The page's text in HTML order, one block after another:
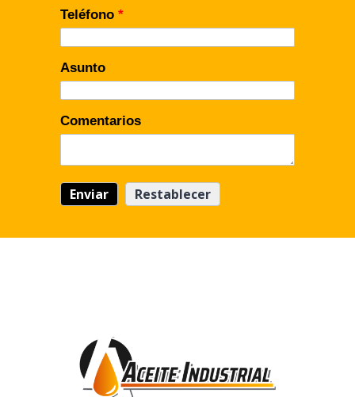
Teléfono *
Asunto
Comentarios